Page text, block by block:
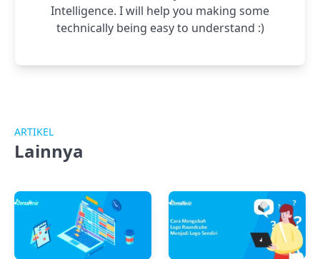
Intelligence. I will help you making some
technically being easy to understand :)
ARTIKEL
Lainnya